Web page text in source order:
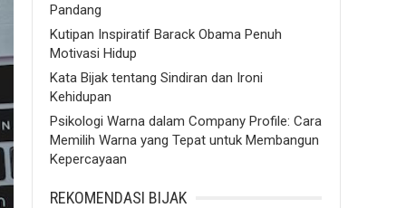
Pandang
Kutipan Inspiratif Barack Obama Penuh
Motivasi Hidup
Kata Bijak tentang Sindiran dan Ironi
Kehidupan
Psikologi Warna dalam Company Profile: Cara
Memilih Warna yang Tepat untuk Membangun
Kepercayaan
REKOMENDASI BIJAK